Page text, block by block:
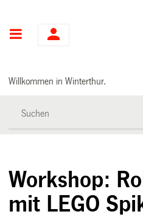
Hauptnavigation
Willkommen in Winterthur.
Workshop:
mit LEGO